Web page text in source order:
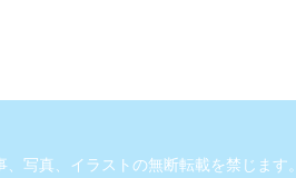
、写真、イラストの無断転載を禁じます。